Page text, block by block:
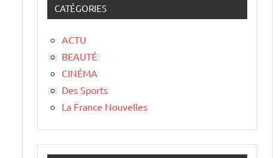
CATÉGORIES
ACTU
BEAUTÉ
CINÉMA
Des Sports
La France Nouvelles